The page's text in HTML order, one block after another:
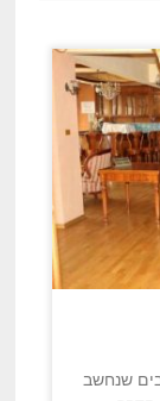
גרציה הינו מלון ברמת 4 כוכבים שנחשב